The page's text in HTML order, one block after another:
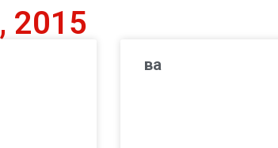
2015
ва